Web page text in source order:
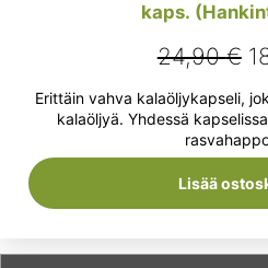
kaps.
24,90€
Erittäin vahva kalaöljykapseli,
kalaöljyä. Yhdessä
Lisää